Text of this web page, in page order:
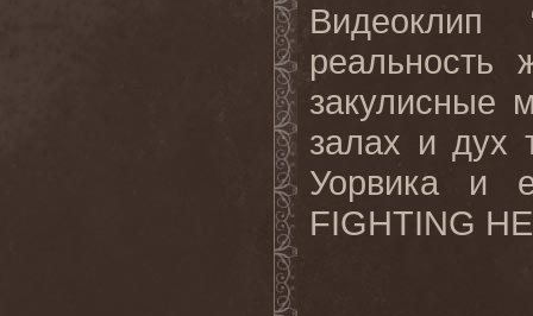
Видеоклип
реальность
закулисные
залах и дух
Уорвика и
FIGHTING